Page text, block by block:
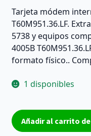
Tarjeta módem
T60M951.36.LF.
5738 y equipos
4005B
formato físico..
1 disponibles
Tarjeta
módem
Añadir al carrito